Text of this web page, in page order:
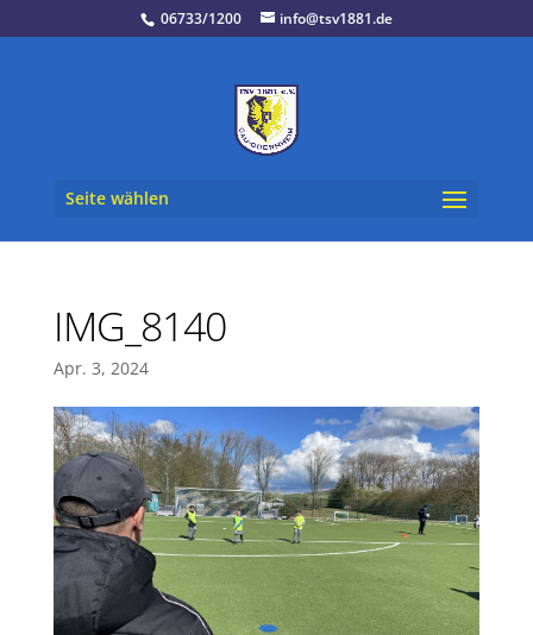
06733/1200 info@tsv1881.de
Seite wählen
IMG_8140
Apr. 3, 2024